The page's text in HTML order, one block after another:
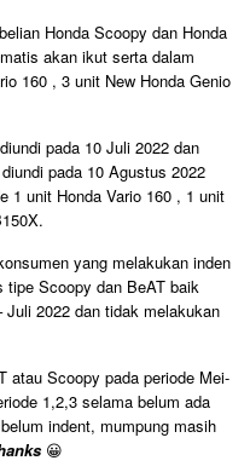
Honda Scoopy dan Honda
akan ikut serta dalam
160 , 3 unit New Honda Genio
pada 10 Juli 2022 dan
pada 10 Agustus 2022
1 unit Honda Vario 160 , 1 unit
yang melakukan inden
tipe Scoopy dan BeAT baik
2022 dan tidak melakukan
atau Scoopy pada periode Mei-
1,2,3 selama belum ada
indent, mumpung masih
😀